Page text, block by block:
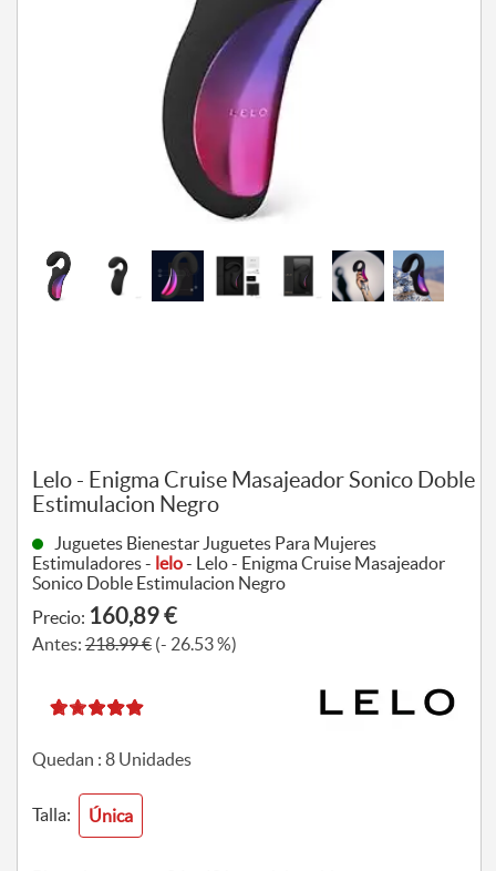
Lelo - Enigma Cruise Masajeador Sonico Doble
Estimulacion Negro
Juguetes Bienestar Juguetes Para Mujeres
Estimuladores - lelo- Lelo - Enigma Cruise Masajeador
Sonico Doble Estimulacion Negro
Precio: 160,89 €
Antes:218.99 €(- 26.53 %)
Quedan : 8Unidades
Talla: Única